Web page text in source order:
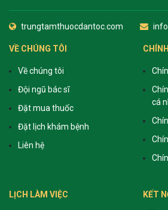
trungtamthuocdantoc.com
VỀ CHÚNG TÔI
Về chúng tôi
Đội ngũ bác sĩ
Đặt mua thuốc
Đặt lịch khám bệnh
Liên hệ
cá
LỊCH LÀM VIỆC KẾT